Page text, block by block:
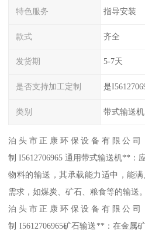
特色服务 指导安装
款式 齐全
发货期 5-7天
是否支持加工定制 是
类别 带式输送机
泊头市正康环保设备有限公
制 I5612706965 通用带式输送机**：
物料的输送，其承载能力适中，能
需求，如煤炭、矿石、粮食等的输送。
泊头市正康环保设备有限公
制 I5612706965矿石输送**：在金属